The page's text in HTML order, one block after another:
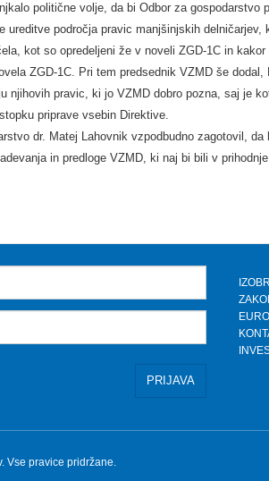
politične volje, da bi Odbor za gospodarstvo
področja pravic manjšinjskih delničarjev,
kot so opredeljeni že v noveli ZGD-1C in
ZGD-1C. Pri tem predsednik VZMD še
njihovih pravic, ki jo VZMD dobro pozna, saj je
priprave vsebin Direktive.
dr. Matej Lahovnik vzpodbudno zagotovil, da
in predloge VZMD, ki naj bi bili v
Vse pravice pridržane.